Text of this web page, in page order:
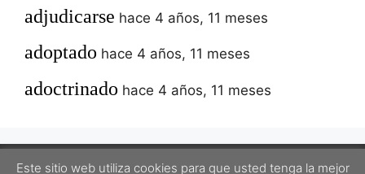
adjudicarse hace 4 años, 11 meses
adoptado hace 4 años, 11 meses
adoctrinado hace 4 años, 11 meses
Este sitio web utiliza cookies para que usted tenga la mejor